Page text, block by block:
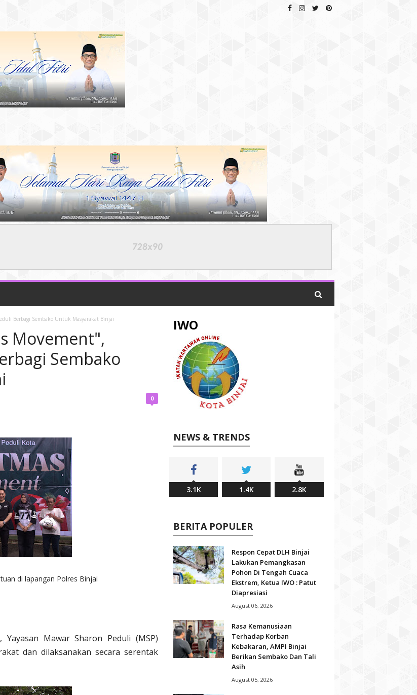
Berbagi Sembako Untuk Masyarakat Binjai
Movement",
Sembako
0
di lapangan Polres Binjai
Mawar Sharon Peduli (MSP)
dan dilaksanakan secara serentak
IWO
NEWS & TRENDS
3.1K 1.4K 2.8K
BERITA POPULER
Respon Cepat DLH Binjai
Lakukan Pemangkasan
Pohon Di Tengah Cuaca
Ekstrem, Ketua IWO : Patut
Diapresiasi
August 06, 2026
Rasa Kemanusiaan
Terhadap Korban
Kebakaran, AMPI Binjai
Berikan Sembako Dan Tali
Asih
August 05, 2026